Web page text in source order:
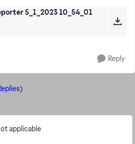
5_1_2023 10_54_01
Reply
applicable